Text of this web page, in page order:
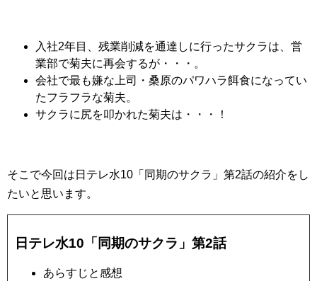
入社2年目、残業削減を通達しに行ったサクラは、営
業部で菊夫に再会するが・・・。
会社で最も嫌な上司・桑原のパワハラ餌食になってい
たフラフラな菊夫。
サクラに尻を叩かれた菊夫は・・・！
そこで今回は日テレ水10「同期のサクラ」第2話の紹介をし
たいと思います。
日テレ水10「同期のサクラ」第2話
あらすじと感想